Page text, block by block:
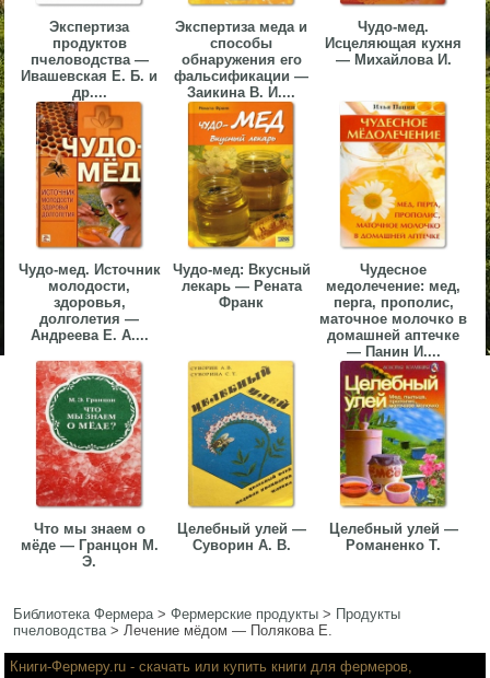
Экспертиза
продуктов
пчеловодства —
Ивашевская Е. Б. и
др....
Экспертиза меда и
способы
обнаружения его
фальсификации —
Заикина В. И....
Чудо-мед.
Исцеляющая кухня
— Михайлова И.
Чудо-мед. Источник
молодости,
здоровья,
долголетия —
Андреева Е. А....
Чудо-мед: Вкусный
лекарь — Рената
Франк
Чудесное
медолечение: мед,
перга, прополис,
маточное молочко в
домашней аптечке
— Панин И....
Что мы знаем о
мёде — Гранцон М.
Э.
Целебный улей —
Суворин А. В.
Целебный улей —
Романенко Т.
Библиотека Фермера>Фермерские продукты > Продукты
пчеловодства>Лечение мёдом — Полякова Е.
▼
Книги-Фермеру.ru - скачать или купить книги для фермеров,